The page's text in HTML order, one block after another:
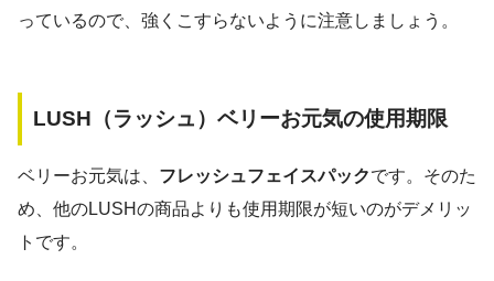
っているので、強くこすらないように注意しましょう。
LUSH（ラッシュ）ベリーお元気の使用期限
ベリーお元気は、 フレッシュフェイスパックです。そのた
め、他のLUSHの商品よりも使用期限が短いのがデメリッ
トです。